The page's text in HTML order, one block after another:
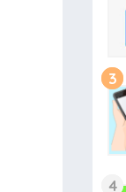
3
4